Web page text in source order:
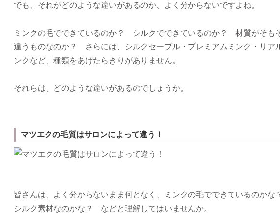
でも、それがどのような違いがあるのか、よく分からないですよね。
ミンクの毛でできているのか？ シルクでできているのか？ 材質がそも
違うものなのか？ さらには、シルクセーブル・プレミアムミンク・リア
ンクなど、種類をあげたらきりがありません。
それらは、どのような違いがあるのでしょうか。
マツエクの毛質はサロンによって違う！
皆さんは、よく分からないまま何となく、ミンクの毛でできているのかな
シルク素材なのかな？ などと理解してはいませんか。